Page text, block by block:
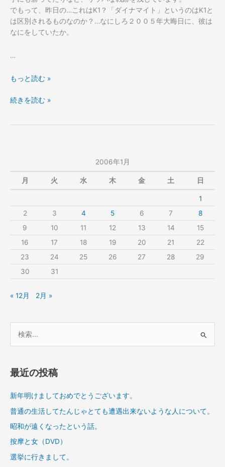
でもって、昨日の…これはK1？「ダイナマイト」というのはK1と
は区別されるものなのか？…なにしろ２００５年大晦日に、彼は
なにをしていたか。
…
年
一
もっと読む »
年
る
続きを読む »
2006年1月
月 火 水 木 金 土 日
1
2
3 4 5 6 7
8
9
10 11 12 13 14
15
16
17 18 19 20 21
22
23
24 25 26 27 28
29
30
31
« 12月 2月 »
象
最近の投稿
新年明けましておめでとうございます。
普通の生活してたんじゃとても遭遇出来ないような人について。
昭和が遠くなったという話。
按摩と女（DVD）
選挙に行きまして。